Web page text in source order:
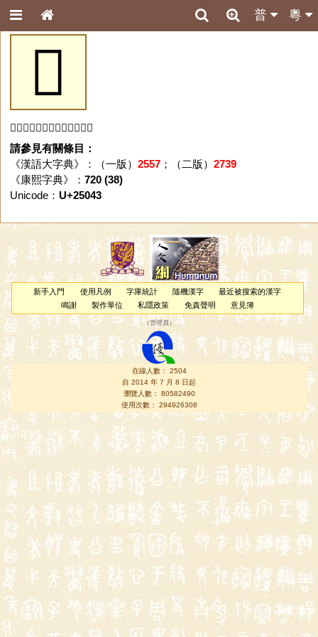
粵
普
𥁃
「𥁃」字未收錄於本資料庫。
請參見有關條目：
《漢語大字典》：（一版） 2557；（二版） 2739
《康熙字典》： 720 (38)
Unicode： U+25043
新手入門 使用凡例 字庫統計 隨機漢字
最近被搜索的漢字
鳴謝
製作單位 私隱政策 免責聲明 意見簿
（管理員 ）
在線人數： 2504
自 2014 年 7 月 8 日起
瀏覽人數： 80582490
使用次數： 294926308